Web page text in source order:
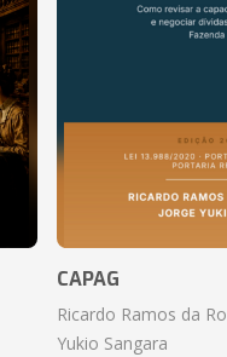
CAPAG
Ricardo Ramos da
Yukio Sangara